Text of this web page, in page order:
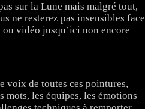
sur la Lune mais malgré tout,
ne resterez pas insensibles face
vidéo jusqu’ici non encore
voix de toutes ces pointures,
mots, les équipes, les émotions